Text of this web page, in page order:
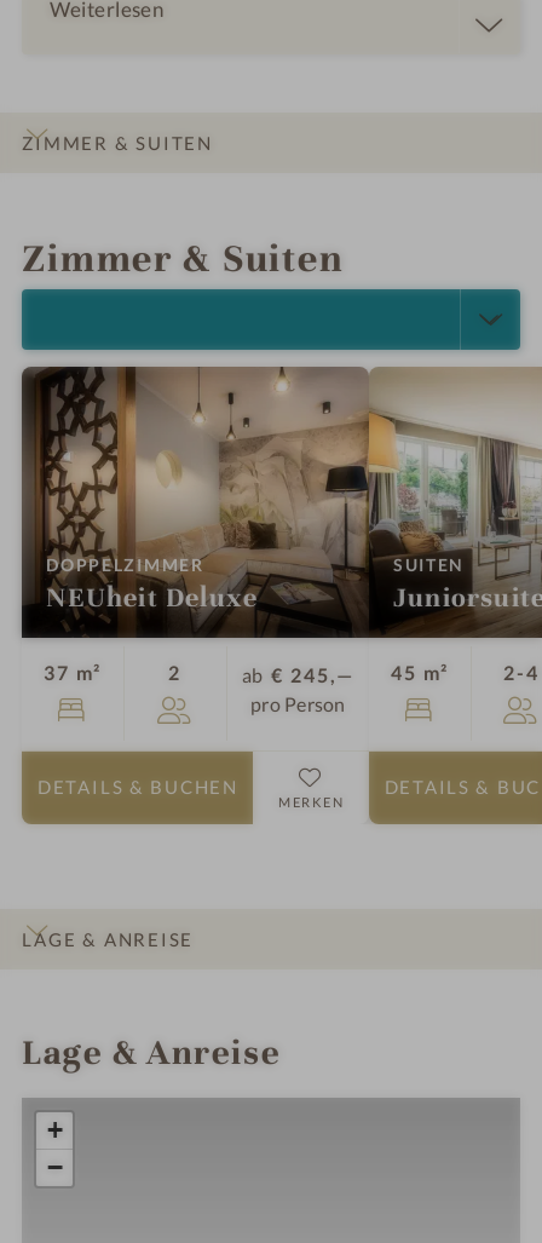
Weiterlesen
ZIMMER & SUITEN
Zimmer & Suiten
DOPPELZIMMER:
NEUheit Deluxe
37 m² 2 Personen
ab € 245,—
pro Person
DETAILS & BUCHEN
MERKEN
SUITEN
45 m² 2-4
DETAILS &
LAGE & ANREISE
Lage & Anreise
+
−